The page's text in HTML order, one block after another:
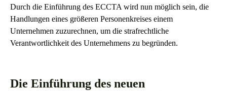
Durch die Einführung des ECCTA wird nun möglich sein, die
Handlungen eines größeren Personenkreises einem
Unternehmen zuzurechnen, um die strafrechtliche
Verantwortlichkeit des Unternehmens zu begründen.
Die Einführung des neuen